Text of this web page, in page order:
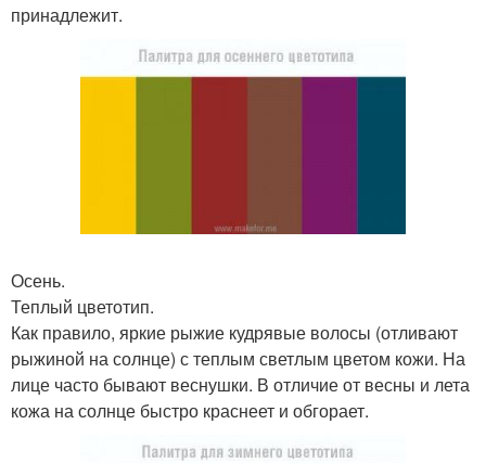
принадлежит.
Осень.
Теплый цветотип.
Как правило, яркие рыжие кудрявые волосы (отливают
рыжиной на солнце) с теплым светлым цветом кожи. На
лице часто бывают веснушки. В отличие от весны и лета
кожа на солнце быстро краснеет и обгорает.